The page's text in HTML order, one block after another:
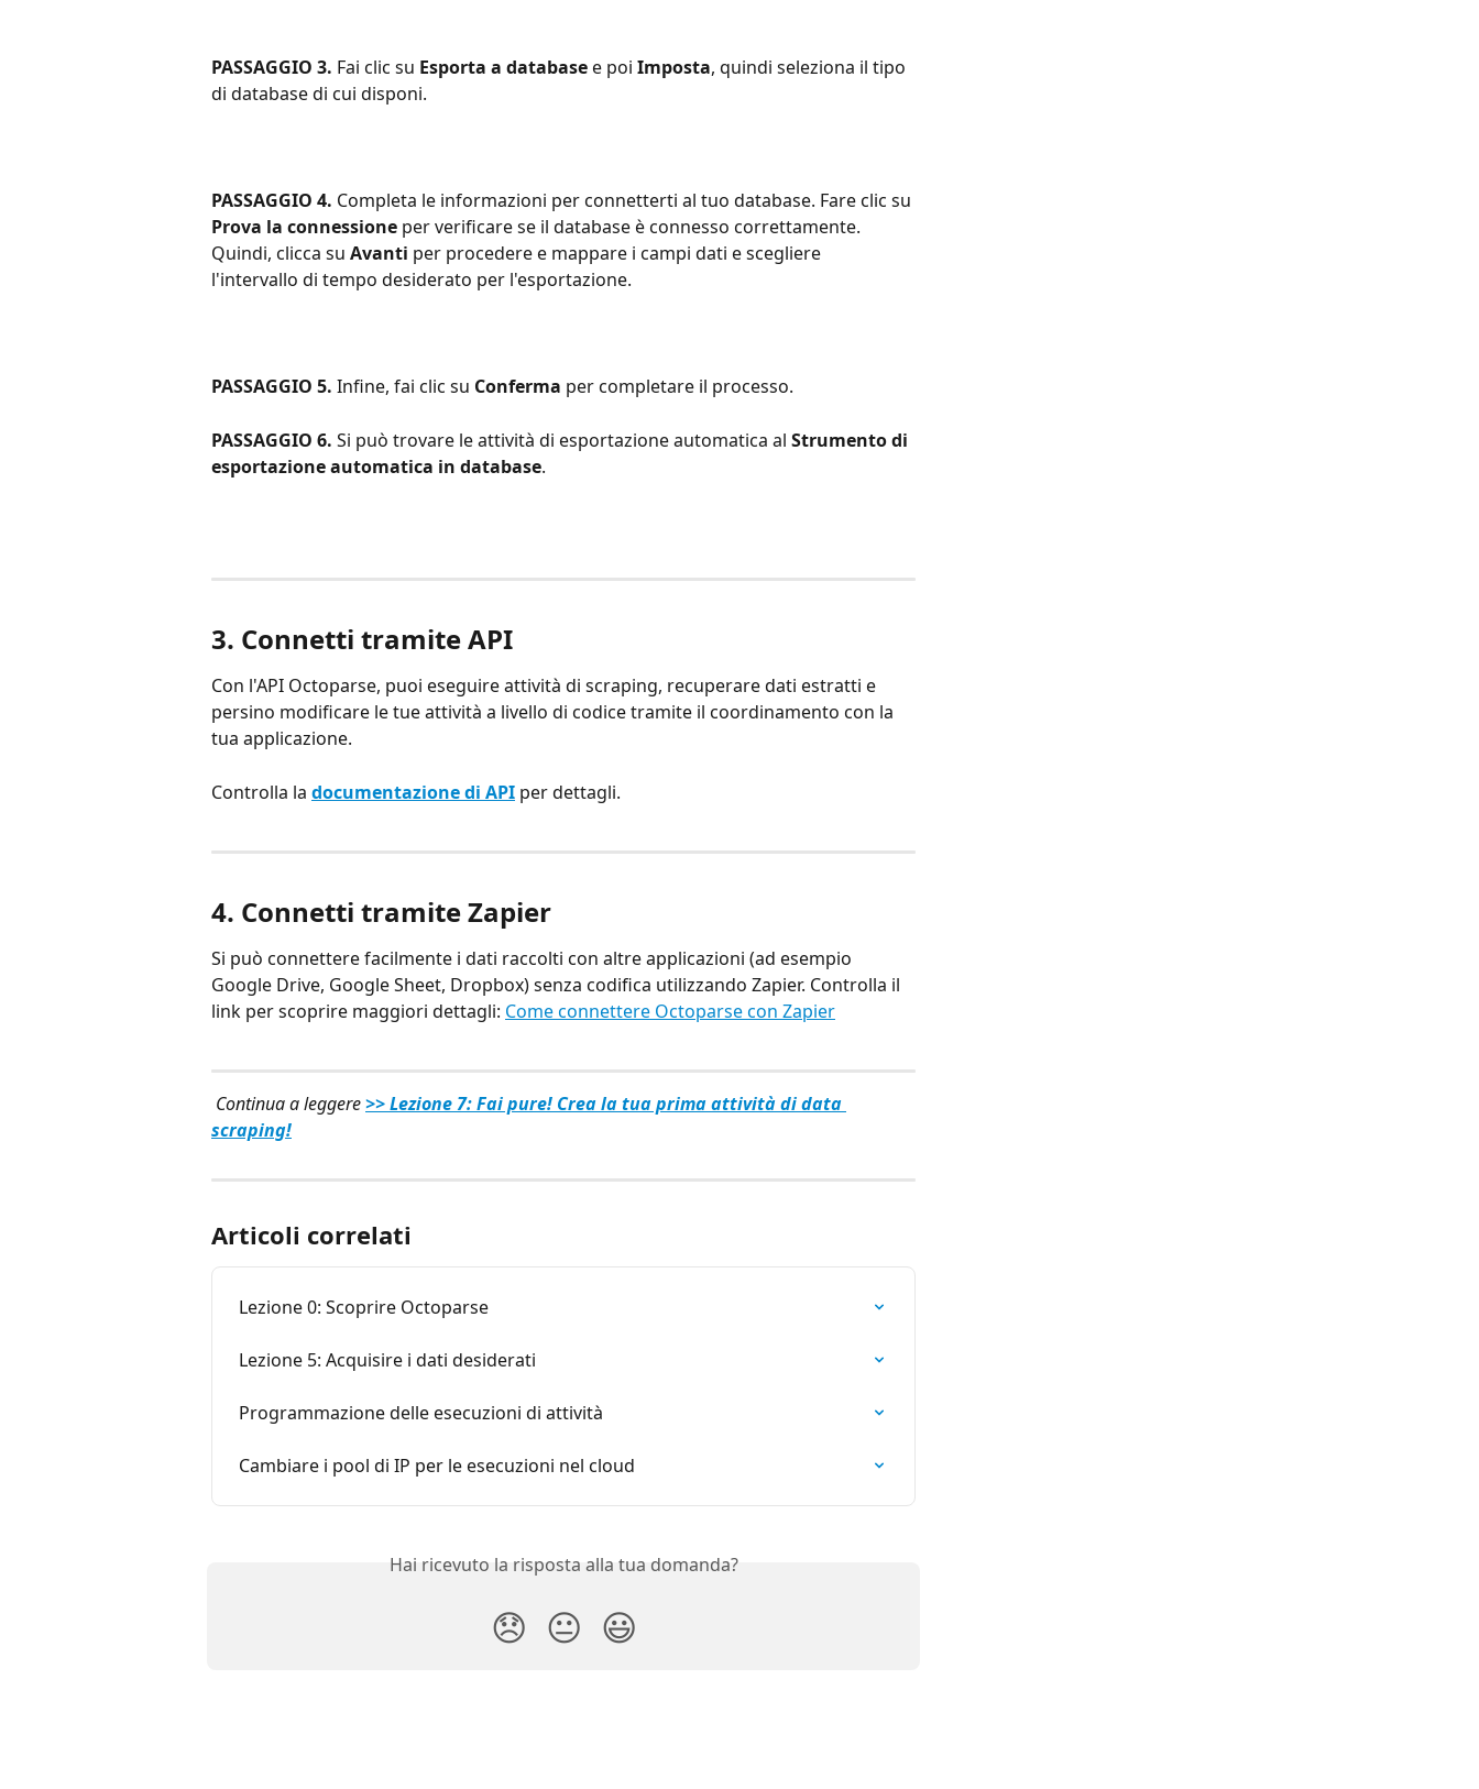
PASSAGGIO 3. Fai clic su Esporta a database e poi Imposta, quindi seleziona il tipo
di database di cui disponi.
PASSAGGIO 4. Completa le informazioni per connetterti al tuo database. Fare clic su
Prova la connessione per verificare se il database è connesso correttamente.
Quindi, clicca su Avanti per procedere e mappare i campi dati e scegliere
l'intervallo di tempo desiderato per l'esportazione.
PASSAGGIO 5. Infine, fai clic su Conferma per completare il processo.
PASSAGGIO 6. Si può trovare le attività di esportazione automatica al Strumento di
esportazione automatica in database.
3. Connetti tramite API
Con l'API Octoparse, puoi eseguire attività di scraping, recuperare dati estratti e
persino modificare le tue attività a livello di codice tramite il coordinamento con la
tua applicazione.
Controlla la documentazione di API per dettagli.
4. Connetti tramite Zapier
Si può connettere facilmente i dati raccolti con altre applicazioni (ad esempio
Google Drive, Google Sheet, Dropbox) senza codifica utilizzando Zapier. Controlla il
link per scoprire maggiori dettagli: Come connettere Octoparse con Zapier
Continua a leggere>> Lezione 7: Fai pure! Crea la tua prima attività di data
scraping!
Articoli correlati
Lezione 0: Scoprire Octoparse
Lezione 5: Acquisire i dati desiderati
Programmazione delle esecuzioni di attività
Cambiare i pool di IP per le esecuzioni nel cloud
Hai ricevuto la risposta alla tua domanda?
😞 😐 😃